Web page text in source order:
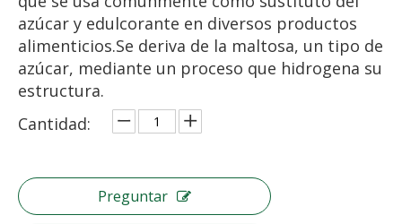
azúcar y edulcorante en diversos productos
alimenticios.Se deriva de la maltosa, un tipo de
azúcar, mediante un proceso que hidrogena su
estructura.
Cantidad:
Preguntar